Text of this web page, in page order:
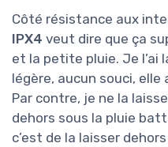
Côté résistance aux
IPX4 veut dire que ça
et la petite pluie. Je l’ai
légère, aucun souci,
Par contre, je ne la
dehors sous la pluie
c’est de la laisser